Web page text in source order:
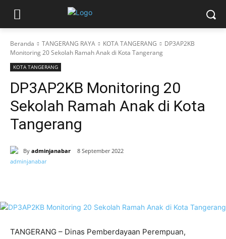
Beranda TANGERANG RAYA KOTA TANGERANG
DP3AP2KB
Monitoring 20 Sekolah Ramah Anak di Kota Tangerang
KOTA TANGERANG
DP3AP2KB Monitoring 20
Sekolah Ramah Anak di Kota
Tangerang
By adminjanabar 8 September 2022
TANGERANG – Dinas Pemberdayaan Perempuan,